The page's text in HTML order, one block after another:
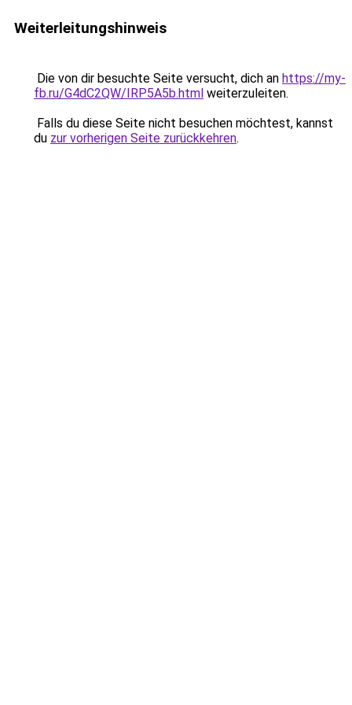
Weiterleitungshinweis
Die von dir besuchte Seite versucht, dich an https://my-
fb.ru/G4dC2QW/IRP5A5b.html weiterzuleiten.
Falls du diese Seite nicht besuchen möchtest, kannst
du zur vorherigen Seite zurückkehren.